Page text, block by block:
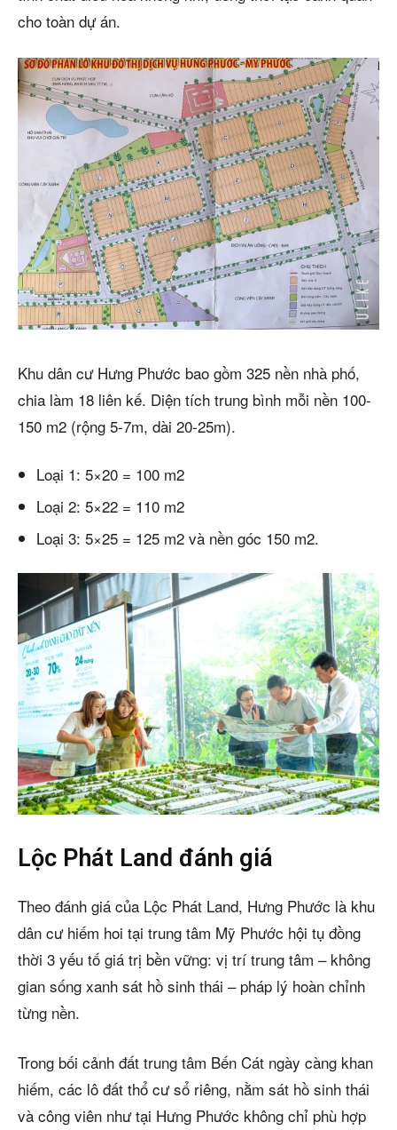
cho toàn dự án.
Khu dân cư Hưng Phước bao gồm 325 nền nhà phố,
chia làm 18 liên kế. Diện tích trung bình mỗi nền 100-
150 m2 (rộng 5-7m, dài 20-25m).
Loại 1: 5×20 = 100 m2
Loại 2: 5×22 = 110 m2
Loại 3: 5×25 = 125 m2 và nền góc 150 m2.
Lộc Phát Land đánh giá
Theo đánh giá của Lộc Phát Land, Hưng Phước là khu
dân cư hiếm hoi tại trung tâm Mỹ Phước hội tụ đồng
thời 3 yếu tố giá trị bền vững: vị trí trung tâm – không
gian sống xanh sát hồ sinh thái – pháp lý hoàn chỉnh
từng nền.
Trong bối cảnh đất trung tâm Bến Cát ngày càng khan
hiếm, các lô đất thổ cư sổ riêng, nằm sát hồ sinh thái
và công viên như tại Hưng Phước không chỉ phù hợp